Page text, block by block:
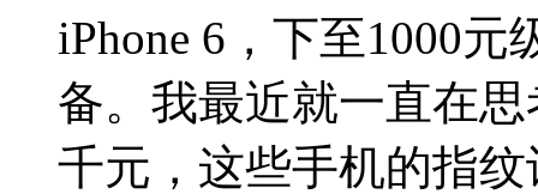
iPhone 6，下至1000
备。我最近就一直在
千元，这些手机的指